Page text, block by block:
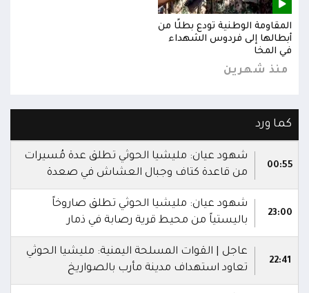
المقاومة الوطنية تودع بطلًا من
أبطالها إلى فردوس الشهداء
في المخا
منذ شهرين
كما ورد
00:55
شهود عيان: مليشيا الحوثي تطلق عدة مُسيرات
من قاعدة كتاف وجبال العشاش في صعدة
23:00
شهود عيان: مليشيا الحوثي تطلق صاروخاً
باليستياً من محيط قرية رصابة في ذمار
22:41
عاجل | القوات المسلحة اليمنية: مليشيا الحوثي
تعاود استهداف مدينة مأرب بالصواريخ